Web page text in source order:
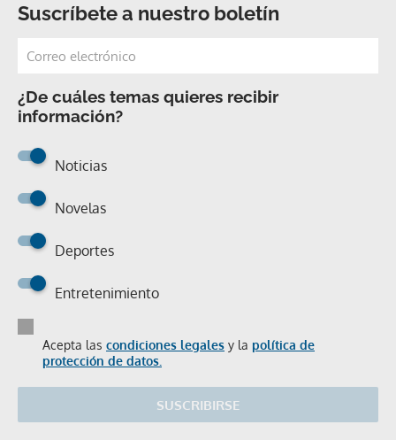
Suscríbete a nuestro boletín
¿De cuáles temas quieres recibir
información?
Noticias
Novelas
Deportes
Entretenimiento
Acepta las condiciones legales y la política de
protección de datos.
SUSCRIBIRSE